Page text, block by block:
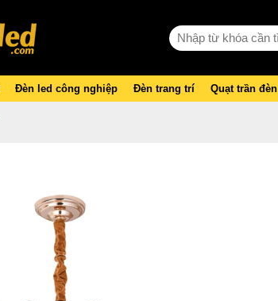
Đèn led công nghiệp Đèn trang trí Quạt trần đèn